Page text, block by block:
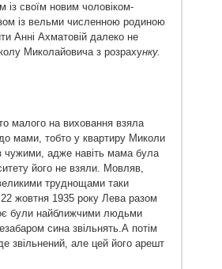
із своїм новим чоловіком-
із вельми численною родиною
Анні Ахматовій далеко не
Миколайовича з розрахунку.
малого на виховання взяла
мами, тобто у квартиру Миколи
чужими, адже навіть мама була
його не взяли. Мовляв,
труднощами таки
жовтня 1935 року Лева разом
були найближчими людьми
сина звільнять.А потім
звільнений, але цей його арешт